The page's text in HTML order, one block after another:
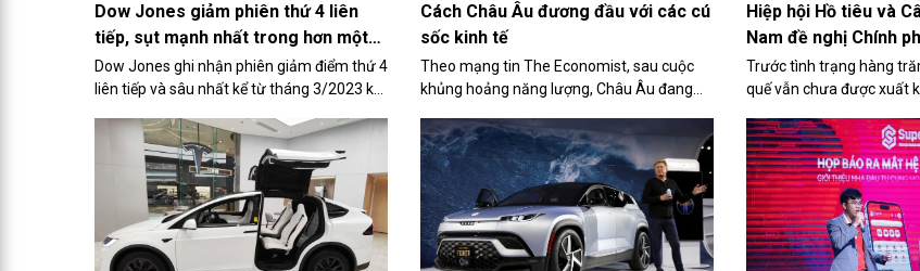
Dow Jones giảm phiên thứ 4 liên
tiếp, sụt mạnh nhất trong hơn một
năm
Dow Jones ghi nhận phiên giảm điểm thứ 4
liên tiếp và sâu nhất kể từ tháng 3/2023 khi
sẽ chưa vội cắt giảm lãi suất.
Cách Châu Âu đương đầu với các cú
sốc kinh tế
Theo mạng tin The Economist, sau cuộc
khủng hoảng năng lượng, Châu Âu đang
hóa và cảnh báo áp thuế quan từ Mỹ.
Hiệp hội Hồ tiêu và
Nam đề nghị Chính
khẩu tinh dầu quế
Trước tình trạng hàng
quế vẫn chưa được xuất
công văn số 71/CV-
gửi Văn phòng Chính
cho...